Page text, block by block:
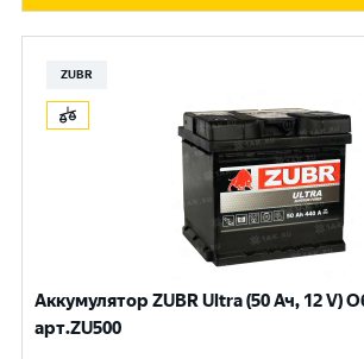
ZUBR
Аккумулятор ZUBR Ultra (50 Ач, 12 V)
арт.ZU500